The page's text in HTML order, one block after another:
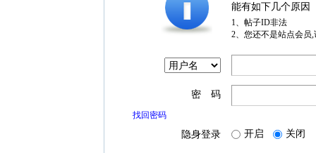
能有如下几个原因
1、帖子ID非法
2、您还不是站点会员
密 码
找回密码
隐身登录 开启 关闭